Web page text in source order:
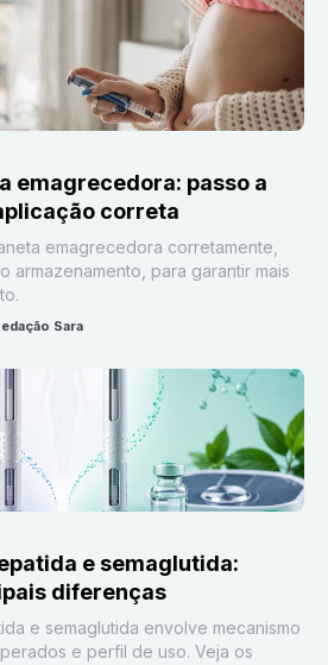
emagrecedora: passo a
correta
emagrecedora corretamente,
armazenamento, para garantir mais
Sara
e semaglutida:
diferenças
e semaglutida envolve mecanismo
e perfil de uso. Veja os